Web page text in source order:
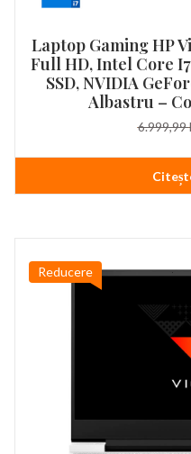
Laptop Gaming HP
Full HD, Intel Core
SSD, NVIDIA
Albastru –
6.999,99
Reducere